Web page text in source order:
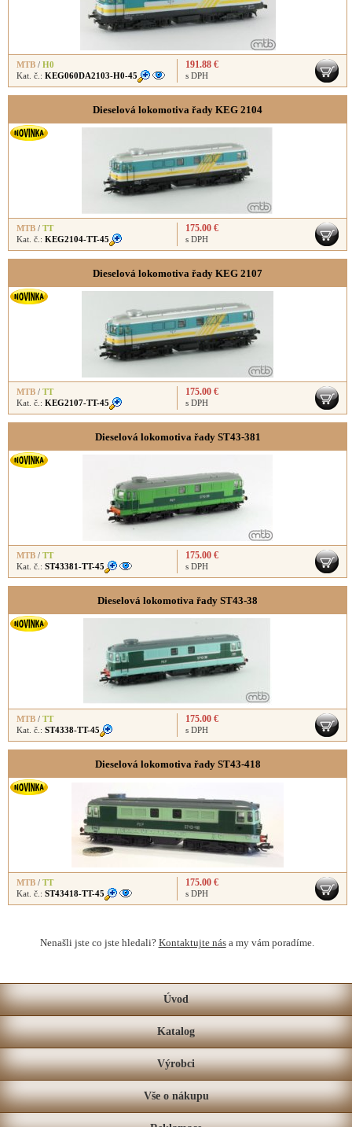
MTB / H0
Kat. č.: KEG060DA2103-H0-45
191.88 €
s DPH
Dieselová lokomotiva řady KEG 2104
MTB / TT
Kat. č.: KEG2104-TT-45
175.00 €
s DPH
Dieselová lokomotiva řady KEG 2107
MTB / TT
Kat. č.: KEG2107-TT-45
175.00 €
s DPH
Dieselová lokomotiva řady ST43-381
MTB / TT
Kat. č.: ST43381-TT-45
175.00 €
s DPH
Dieselová lokomotiva řady ST43-38
MTB / TT
Kat. č.: ST4338-TT-45
175.00 €
s DPH
Dieselová lokomotiva řady ST43-418
MTB / TT
Kat. č.: ST43418-TT-45
175.00 €
s DPH
Nenašli jste co jste hledali? Kontaktujte nása my vám poradíme.
Úvod
Katalog
Výrobci
Vše o nákupu